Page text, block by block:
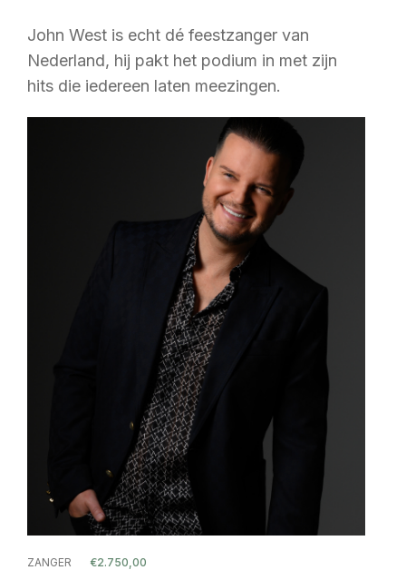
John West is echt dé feestzanger van
Nederland, hij pakt het podium in met zijn
hits die iedereen laten meezingen.
ZANGER €2.750,00